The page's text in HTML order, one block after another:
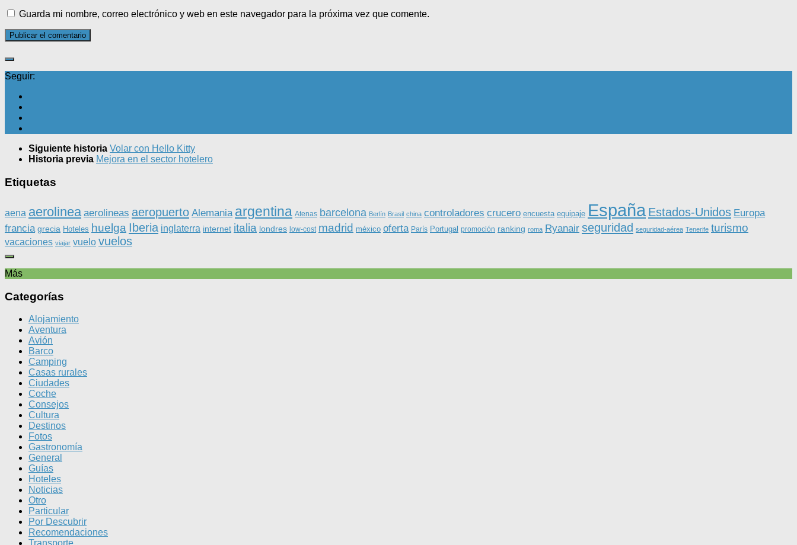
Guarda mi nombre, correo electrónico y web en este navegador para la próxima vez que comente.
Seguir:
Siguiente historia Volar con Hello Kitty
Historia previa Mejora en el sector hotelero
Etiquetas
aena aerolinea aerolineas aeropuerto Alemania argentina Atenas barcelona Berlín Brasil china controladores crucero encuesta equipaje España Estados-Unidos Europa
francia grecia Hoteles huelga Iberia inglaterra internet italia londres low-cost madrid méxico oferta París Portugal promoción ranking roma Ryanair seguridad seguridad-aérea Tenerife turismo
vacaciones viajar vuelo vuelos
Más
Categorías
Alojamiento
Aventura
Avión
Barco
Camping
Casas rurales
Ciudades
Coche
Consejos
Cultura
Destinos
Fotos
Gastronomía
General
Guías
Hoteles
Noticias
Otro
Particular
Por Descubrir
Recomendaciones